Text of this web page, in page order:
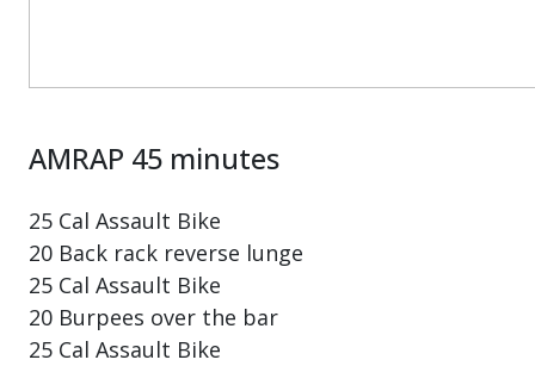
AMRAP 45 minutes
25 Cal Assault Bike
20 Back rack reverse lunge
25 Cal Assault Bike
20 Burpees over the bar
25 Cal Assault Bike